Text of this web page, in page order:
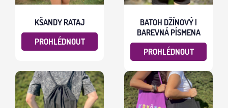
KŠANDY RATAJ
PROHLÉDNOUT
BATOH DŽÍNOVÝ |
BAREVNÁ PÍSMENA
PROHLÉDNOUT